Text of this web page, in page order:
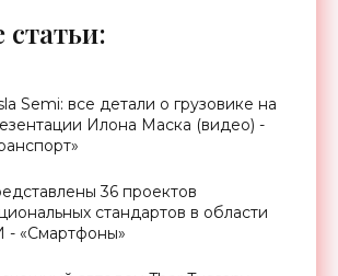
Semi: все детали о грузовике на
Илона Маска (видео) -
36 проектов
стандартов в области
- «Смартфоны»